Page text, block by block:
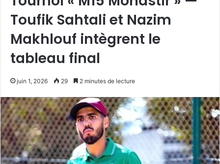
Toufik Sahtali et Nazim
Makhlouf intègrent le
tableau final
juin 1, 2026 29 2 minutes de lecture